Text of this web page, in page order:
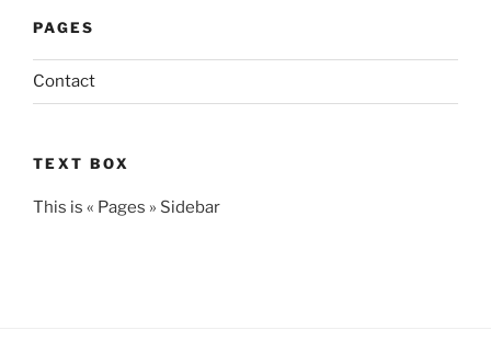
PAGES
Contact
TEXT BOX
This is « Pages » Sidebar